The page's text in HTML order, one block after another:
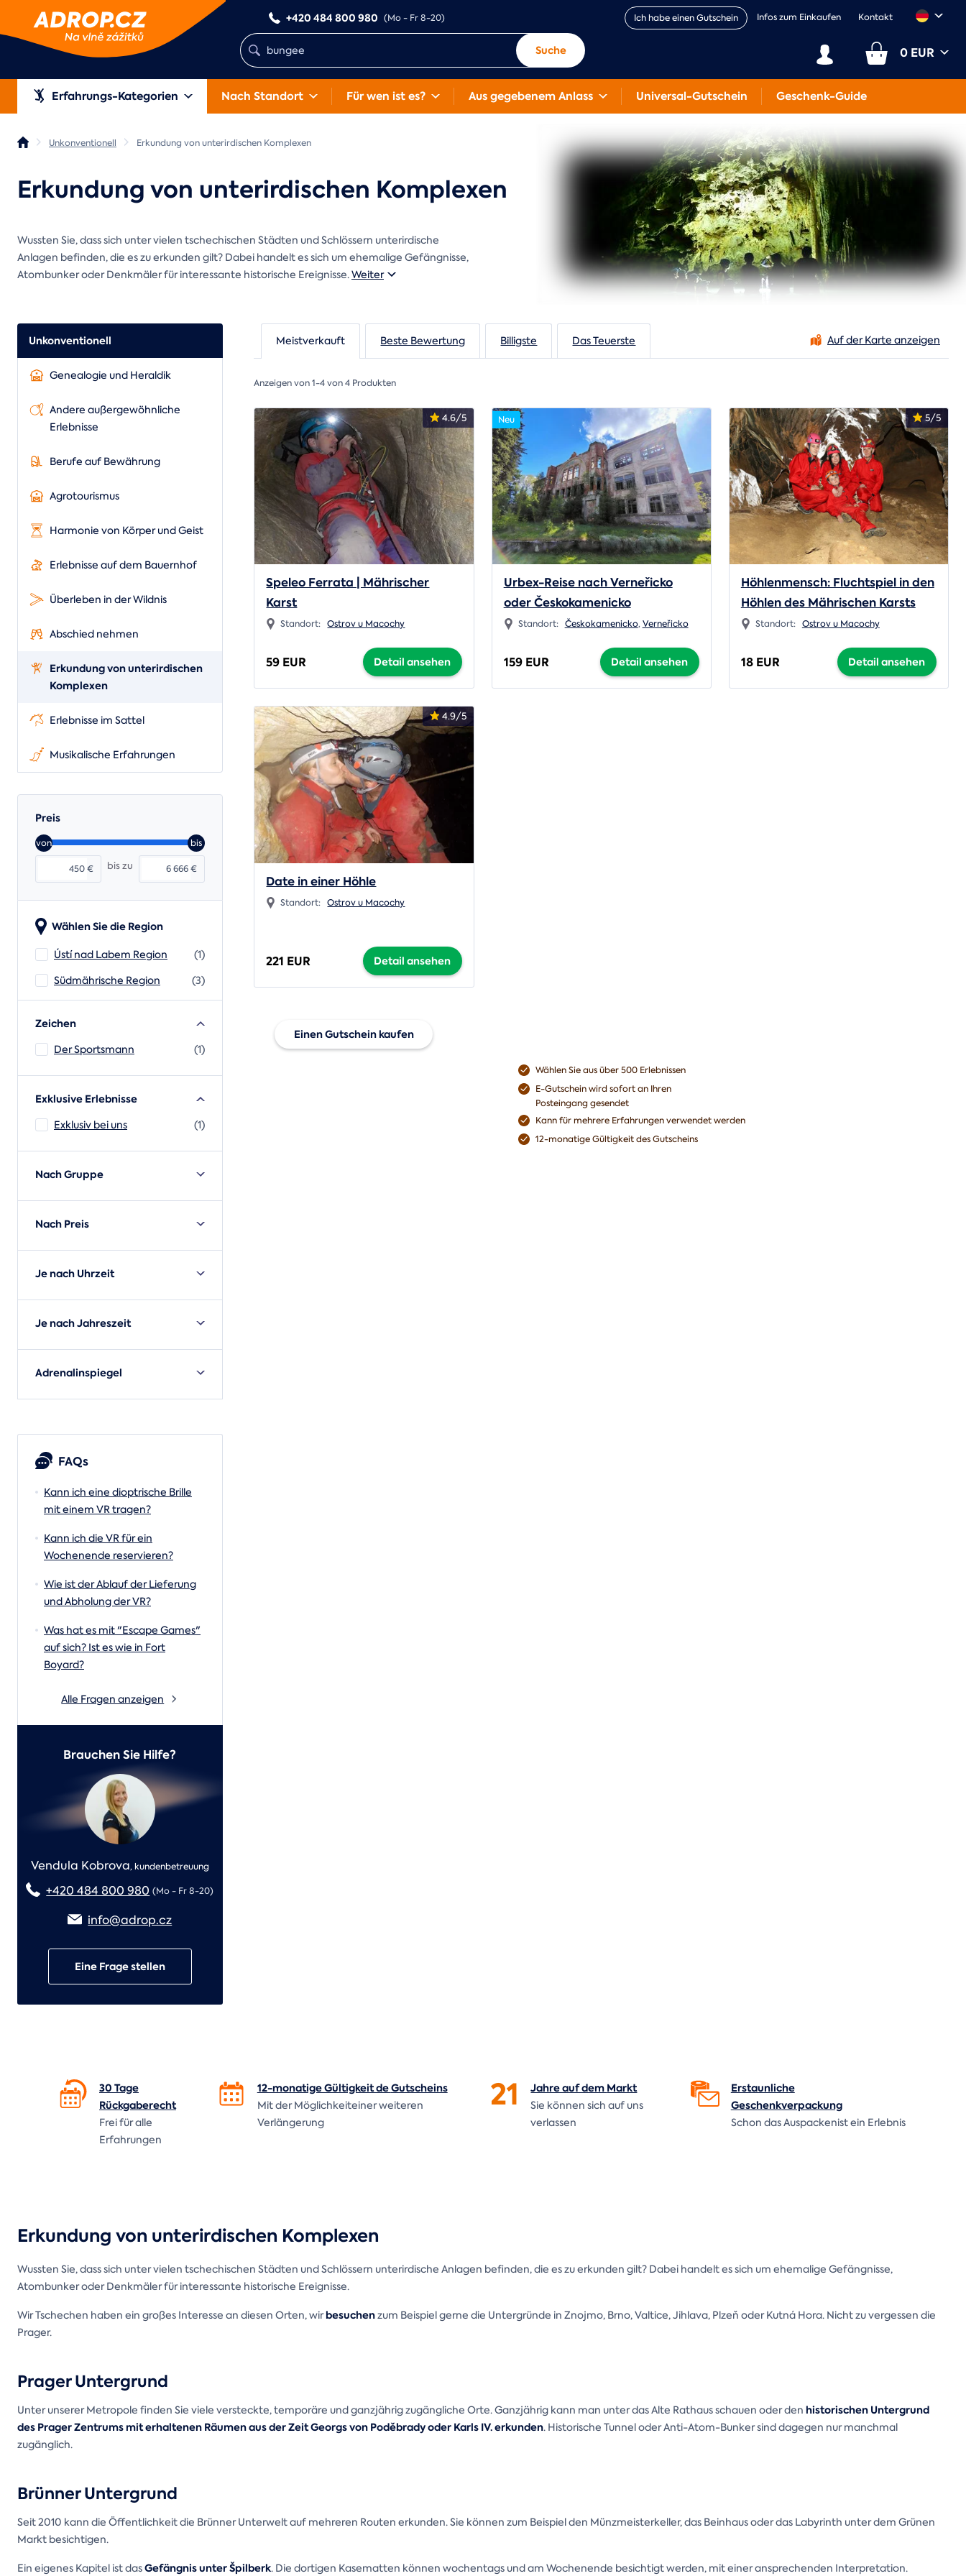
+420 484 800 980 (Mo - Fr 8-20) Ich habe einen Gutschein Infos zum Einkaufen Kontakt
Suche 0 EUR
Erfahrungs-Kategorien Nach Standort Für wen ist es? Aus gegebenem Anlass Universal-Gutschein Geschenk-Guide
Unkonventionell Erkundung von unterirdischen Komplexen
Erkundung von unterirdischen Komplexen
Wussten Sie, dass sich unter vielen tschechischen Städten und Schlössern unterirdische
Anlagen befinden, die es zu erkunden gilt? Dabei handelt es sich um ehemalige Gefängnisse,
Atombunker oder Denkmäler für interessante historische Ereignisse.Weiter
Unkonventionell
Genealogie und Heraldik
Andere außergewöhnliche
Erlebnisse
Berufe auf Bewährung
Agrotourismus
Harmonie von Körper und Geist
Erlebnisse auf dem Bauernhof
Überleben in der Wildnis
Abschied nehmen
Erkundung von unterirdischen
Komplexen
Erlebnisse im Sattel
Musikalische Erfahrungen
Preis
von bis
€ €
bis zu
Wählen Sie die Region
Ústí nad Labem Region
(1)
Südmährische Region
(3)
Zeichen
Der Sportsmann (1)
Exklusive Erlebnisse
Exklusiv bei uns (1)
Nach Gruppe
Nach Preis
Je nach Uhrzeit
Je nach Jahreszeit
Adrenalinspiegel
FAQs
Kann ich eine dioptrische Brille
mit einem VR tragen?
Kann ich die VR für ein
Wochenende reservieren?
Wie ist der Ablauf der Lieferung
und Abholung der VR?
Was hat es mit "Escape Games"
auf sich? Ist es wie in Fort
Boyard?
Alle Fragen anzeigen
Brauchen Sie Hilfe?
Vendula Kobrova,kundenbetreuung
+420 484 800 980 (Mo - Fr 8-20)
info@adrop.cz
Eine Frage stellen
Auf der Karte anzeigen
Meistverkauft Beste Bewertung Billigste Das Teuerste
Anzeigen von 1-4 von 4 Produkten
4.6/5
Speleo Ferrata | Mährischer
Karst
Standort: Ostrov u Macochy
59 EUR Detail ansehen
Neu
Urbex-Reise nach Verneřicko
oder Českokamenicko
Standort: Českokamenicko,Verneřicko
159 EUR Detail ansehen
5/5
Höhlenmensch: Fluchtspiel in den
Höhlen des Mährischen Karsts
Standort: Ostrov u Macochy
18 EUR Detail ansehen
4.9/5
Date in einer Höhle
Standort: Ostrov u Macochy
221 EUR Detail ansehen
Wählen Sie aus über 500 Erlebnissen
E-Gutschein wird sofort an Ihren
Posteingang gesendet
Kann für mehrere Erfahrungen verwendet werden
12-monatige Gültigkeit des Gutscheins
Einen Gutschein kaufen
30 Tage
Rückgaberecht
Frei für alle
Erfahrungen
12-monatige Gültigkeit deGutscheins
Mit der Möglichkeiteiner weiteren
Verlängerung
21 Jahre auf dem Markt
Sie können sich auf uns
verlassen
Erstaunliche
Geschenkverpackung
Schon das Auspackenist ein Erlebnis
Erkundung von unterirdischen Komplexen
Wussten Sie, dass sich unter vielen tschechischen Städten und Schlössern unterirdische Anlagen befinden, die es zu erkunden gilt? Dabei handelt es sich um ehemalige Gefängnisse,
Atombunker oder Denkmäler für interessante historische Ereignisse.
Wir Tschechen haben ein großes Interesse an diesen Orten, wirbesuchenzum Beispiel gerne die Untergründe in Znojmo, Brno, Valtice, Jihlava, Plzeň oder Kutná Hora. Nicht zu vergessen die
Prager.
Prager Untergrund
Unter unserer Metropole finden Sie viele versteckte, temporäre und ganzjährig zugängliche Orte. Ganzjährig kann man unter das Alte Rathaus schauen oder den historischen Untergrund
des Prager Zentrums mit erhaltenen Räumen aus der Zeit Georgs von Poděbrady oder Karls IV. erkunden. Historische Tunnel oder Anti-Atom-Bunker sind dagegen nur manchmal
zugänglich.
Brünner Untergrund
Seit 2010 kann die Öffentlichkeit die Brünner Unterwelt auf mehreren Routen erkunden. Sie können zum Beispiel den Münzmeisterkeller, das Beinhaus oder das Labyrinth unter dem Grünen
Markt besichtigen.
Ein eigenes Kapitel ist dasGefängnis unter Špilberk. Die dortigen Kasematten können wochentags und am Wochenende besichtigt werden, mit einer ansprechenden Interpretation.